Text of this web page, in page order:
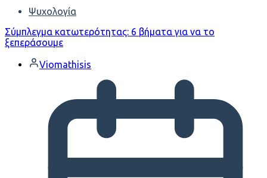
Ψυχολογία
Σύμπλεγμα κατωτερότητας: 6 βήματα για να το
ξεπεράσουμε
Viomathisis